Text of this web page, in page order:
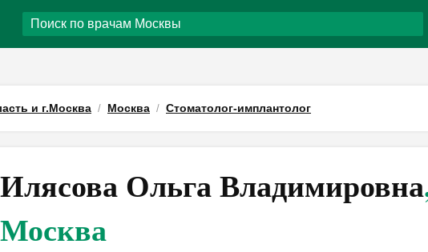
и г.Москва Москва Стоматолог-имплантолог
Илясова Ольга Владимировна
Москва